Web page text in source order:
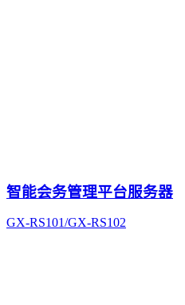
智能会务管理平台服务器
GX-RS101/GX-RS102